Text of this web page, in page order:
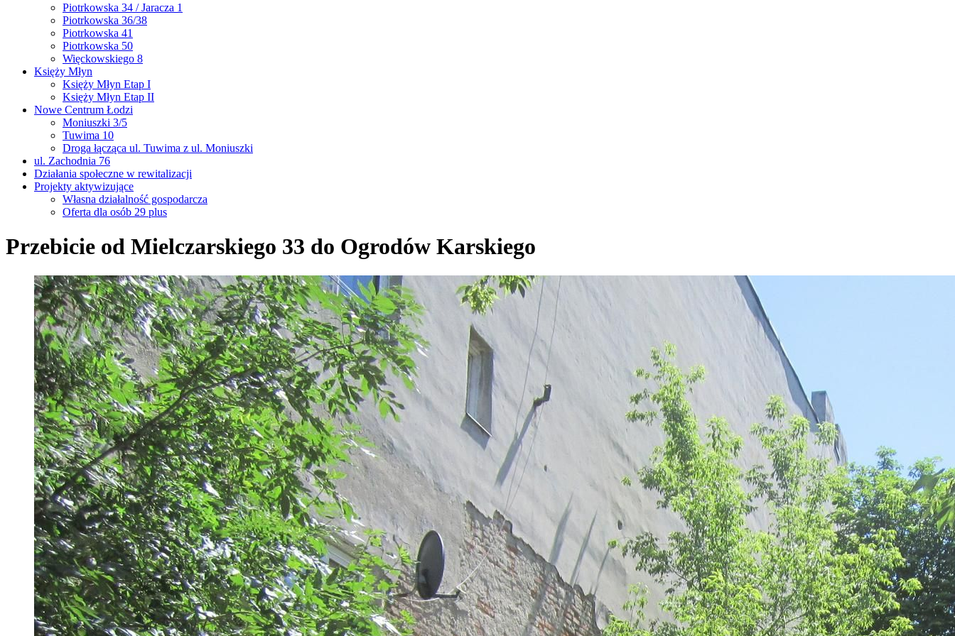
Piotrkowska 34 / Jaracza 1
Piotrkowska 36/38
Piotrkowska 41
Piotrkowska 50
Więckowskiego 8
Księży Młyn
Księży Młyn Etap I
Księży Młyn Etap II
Nowe Centrum Łodzi
Moniuszki 3/5
Tuwima 10
Droga łącząca ul. Tuwima z ul. Moniuszki
ul. Zachodnia 76
Działania społeczne w rewitalizacji
Projekty aktywizujące
Własna działalność gospodarcza
Oferta dla osób 29 plus
Przebicie od Mielczarskiego 33 do Ogrodów Karskiego